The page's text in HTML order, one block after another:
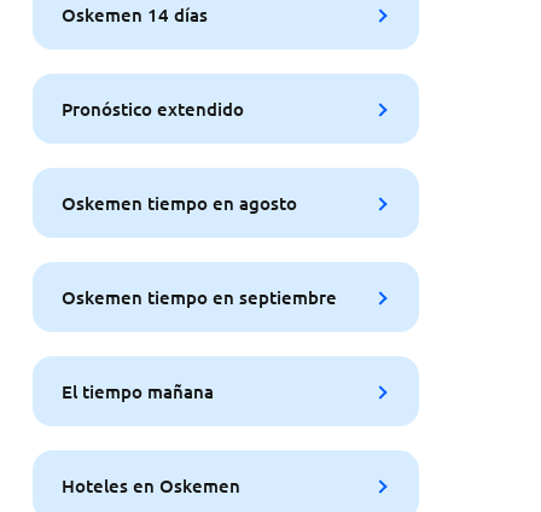
Oskemen 14 días
Pronóstico extendido
Oskemen tiempo en agosto
Oskemen tiempo en septiembre
El tiempo mañana
Hoteles en Oskemen